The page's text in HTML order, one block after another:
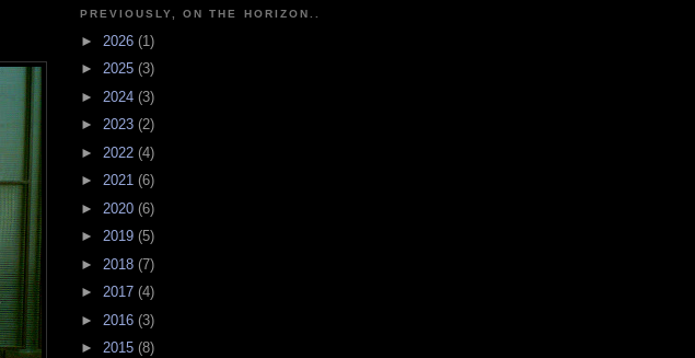
PREVIOUSLY, ON THE HORIZON..
► 2026 (1)
► 2025 (3)
► 2024 (3)
► 2023 (2)
► 2022 (4)
► 2021 (6)
► 2020 (6)
► 2019 (5)
► 2018 (7)
► 2017 (4)
► 2016 (3)
► 2015 (8)